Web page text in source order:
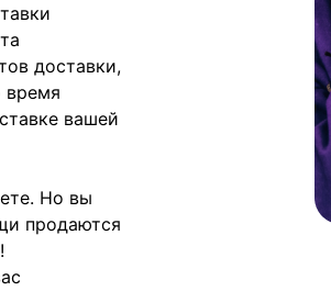
доставки,
время
вашей
Но вы
продаются